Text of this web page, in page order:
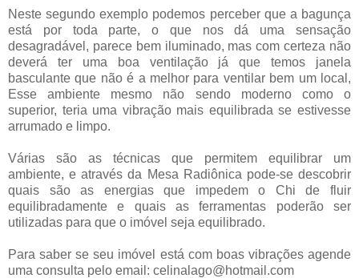
Neste segundo exemplo podemos perceber que a bagunça
está por toda parte, o que nos dá uma sensação
desagradável, parece bem iluminado, mas com certeza não
deverá ter uma boa ventilação já que temos janela
basculante que não é a melhor para ventilar bem um local,
Esse ambiente mesmo não sendo moderno como o
superior, teria uma vibração mais equilibrada se estivesse
arrumado e limpo.
Várias são as técnicas que permitem equilibrar um
ambiente, e através da Mesa Radiônica pode-se descobrir
quais são as energias que impedem o Chi de fluir
equilibradamente e quais as ferramentas poderão ser
utilizadas para que o imóvel seja equilibrado.
Para saber se seu imóvel está com boas vibrações agende
uma consulta pelo email: celinalago@hotmail.com